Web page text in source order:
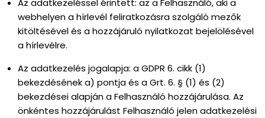
Az adatkezeléssel érintett: az a Felhasználó, aki a
webhelyen a hírlevél feliratkozásra szolgáló mezők
kitöltésével és a hozzájáruló nyilatkozat bejelölésével
a hírlevélre.
Az adatkezelés jogalapja: a GDPR 6. cikk (1)
bekezdésének a) pontja és a Grt. 6. § (1) és (2)
bekezdései alapján a Felhasználó hozzájárulása. Az
önkéntes hozzájárulást Felhasználó jelen adatkezelési